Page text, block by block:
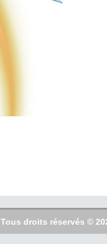
Tous droits réservés ©